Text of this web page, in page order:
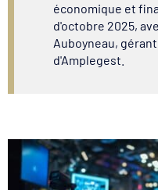
économique et
d'octobre 2025,
Auboyneau,
d'Amplegest.